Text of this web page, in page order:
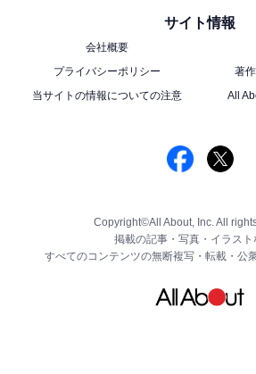
サイト情報
会社概要
プライバシーポリシー
著
当サイトの情報についての注意
All
Copyright©All About, Inc. All
掲載の記事・写真・イラスト
すべてのコンテンツの無断複写・転載・公